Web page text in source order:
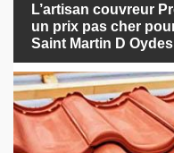
L’artisan couvreur
un prix pas cher
Saint Martin D Oydes